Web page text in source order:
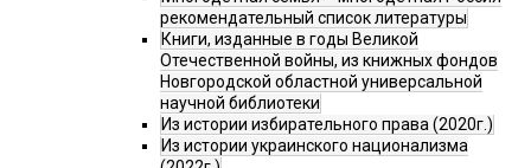
рекомендательный список литературы
Книги, изданные в годы Великой
Отечественной войны, из книжных фондов
Новгородской областной универсальной
научной библиотеки
Из истории избирательного права (2020г.)
Из истории украинского национализма